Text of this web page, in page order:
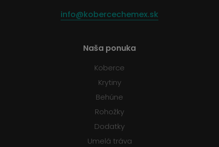
info@kobercechemex.sk
Naša ponuka
Koberce
Krytiny
Behúne
Rohožky
Dodatky
Umelá tráva